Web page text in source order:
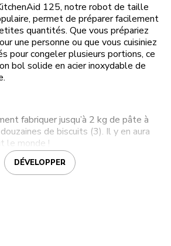
125, notre robot de taille
permet de préparer facilement
quantités. Que vous prépariez
une personne ou que vous cuisiniez
pour congeler plusieurs portions, ce
bol solide en acier inoxydable de
fabriquer jusqu’à 2 kg de pâte à
de biscuits (3). Il y en aura
le monde !
DÉVELOPPER